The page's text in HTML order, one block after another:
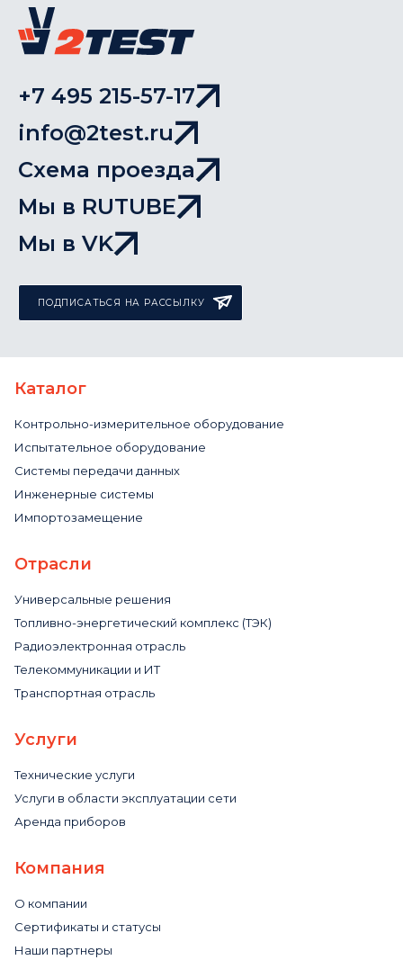
+7 495 215-57-17
info@2test.ru
Схема проезда
Мы в RUTUBE
Мы в VK
ПОДПИСАТЬСЯ НА РАССЫЛКУ
Каталог
Контрольно-измерительное оборудование
Испытательное оборудование
Системы передачи данных
Инженерные системы
Импортозамещение
Отрасли
Универсальные решения
Топливно-энергетический комплекс (ТЭК)
Радиоэлектронная отрасль
Телекоммуникации и ИТ
Транспортная отрасль
Услуги
Технические услуги
Услуги в области эксплуатации сети
Аренда приборов
Компания
О компании
Сертификаты и статусы
Наши партнеры